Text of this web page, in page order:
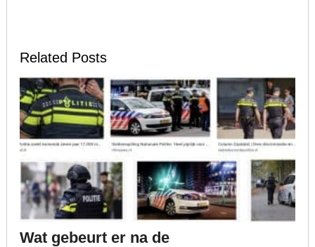
Related Posts
Wat gebeurt er na de